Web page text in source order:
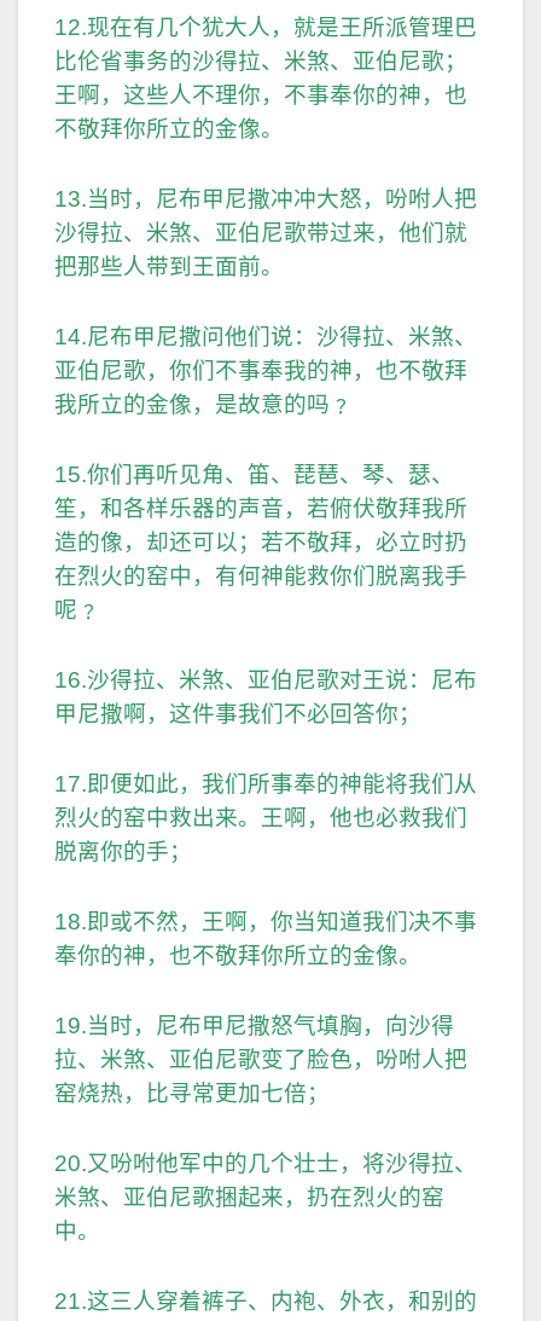
12.现在有几个犹大人，就是王所派管理巴
比伦省事务的沙得拉、米煞、亚伯尼歌；
王啊，这些人不理你，不事奉你的神，也
不敬拜你所立的金像。
13.当时，尼布甲尼撒冲冲大怒，吩咐人把
沙得拉、米煞、亚伯尼歌带过来，他们就
把那些人带到王面前。
14.尼布甲尼撒问他们说：沙得拉、米煞、
亚伯尼歌，你们不事奉我的神，也不敬拜
我所立的金像，是故意的吗﹖
15.你们再听见角、笛、琵琶、琴、瑟、
笙，和各样乐器的声音，若俯伏敬拜我所
造的像，却还可以；若不敬拜，必立时扔
在烈火的窑中，有何神能救你们脱离我手
呢﹖
16.沙得拉、米煞、亚伯尼歌对王说：尼布
甲尼撒啊，这件事我们不必回答你；
17.即便如此，我们所事奉的神能将我们从
烈火的窑中救出来。王啊，他也必救我们
脱离你的手；
18.即或不然，王啊，你当知道我们决不事
奉你的神，也不敬拜你所立的金像。
19.当时，尼布甲尼撒怒气填胸，向沙得
拉、米煞、亚伯尼歌变了脸色，吩咐人把
窑烧热，比寻常更加七倍；
20.又吩咐他军中的几个壮士，将沙得拉、
米煞、亚伯尼歌捆起来，扔在烈火的窑
中。
21.这三人穿着裤子、内袍、外衣，和别的